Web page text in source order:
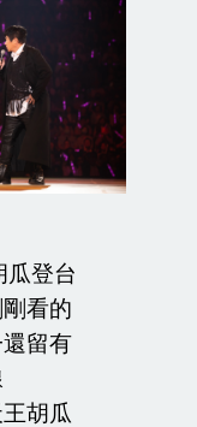
瓜登台
看的
留有
胡瓜